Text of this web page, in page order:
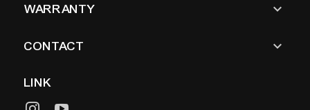
WARRANTY keyboard_arrow_down
CONTACT keyboard_arrow_down
LINK